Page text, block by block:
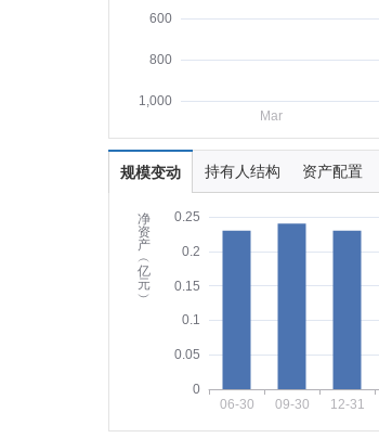
600
800
1,000
Mar
规模变动 持有人结构 资产配置
净
资
产
︵
亿
元
︶
0
0.05
0.1
0.15
0.2
0.25
06-30 09-30 12-31